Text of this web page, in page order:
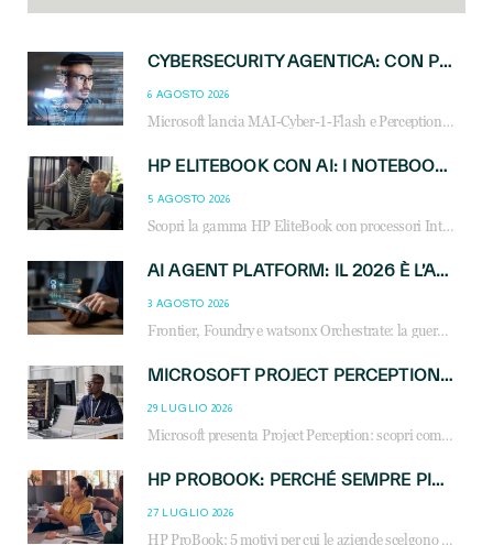
CYBERSECURITY AGENTICA: CON PERCEPTION E MAI-CYBER-1-FLASH MICROSOFT APRE NUOVI SERVIZI PER IL CANALE
6 AGOSTO 2026
Microsoft lancia MAI-Cyber-1-Flash e Perception: cybersecurity agentica in preview dal 3 novembre. Cosa cambia per MSP, system integrator e reseller.
HP ELITEBOOK CON AI: I NOTEBOOK BUSINESS INTELLIGENTI CHE TRASFORMANO PRODUTTIVITÀ, SICUREZZA E LAVORO IBRIDO
5 AGOSTO 2026
Scopri la gamma HP EliteBook con processori Intel® Core™ Ultra e AMD Ryzen™ AI. Notebook business progettati per aumentare la produttività, migliorare la collaborazione e garantire sicurezza avanzata in ufficio e in mobilità.
AI AGENT PLATFORM: IL 2026 È L’ANNO DEL «SISTEMA OPERATIVO» PER GLI AGENTI AZIENDALI
3 AGOSTO 2026
Frontier, Foundry e watsonx Orchestrate: la guerra delle piattaforme AI agent ridisegna il mercato IT. Cosa cambia per reseller, MSP e system integrator.
MICROSOFT PROJECT PERCEPTION: COME GLI AGENTI AI CAMBIERANNO SOC, CYBERSECURITY E SERVIZI MSP
29 LUGLIO 2026
Microsoft presenta Project Perception: scopri come gli agenti AI possono trasformare cybersecurity, SOC e servizi gestiti degli MSP.
HP PROBOOK: PERCHÉ SEMPRE PIÙ AZIENDE SCELGONO NOTEBOOK PROGETTATI PER IL LAVORO MODERNO
27 LUGLIO 2026
HP ProBook: 5 motivi per cui le aziende scelgono i notebook business HP per migliorare produttività, sicurezza e gestione dell’AI.